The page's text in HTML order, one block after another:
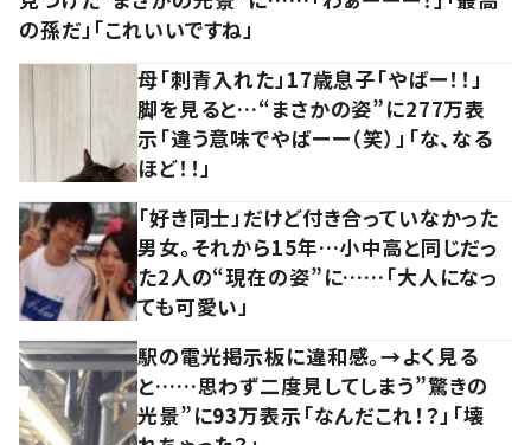
の孫だ」「これいいですね」
母「刺青入れた」17歳息子「やばー！！」
脚を見ると…“まさかの姿”に277万表
示「違う意味でやばーー（笑）」「な、なる
ほど！！」
「好き同士」だけど付き合っていなかった
男女。それから15年…小中高と同じだっ
た2人の“現在の姿”に……「大人になっ
ても可愛い」
駅の電光掲示板に違和感。→よく見る
と……思わず二度見してしまう”驚きの
光景”に93万表示「なんだこれ！？」「壊